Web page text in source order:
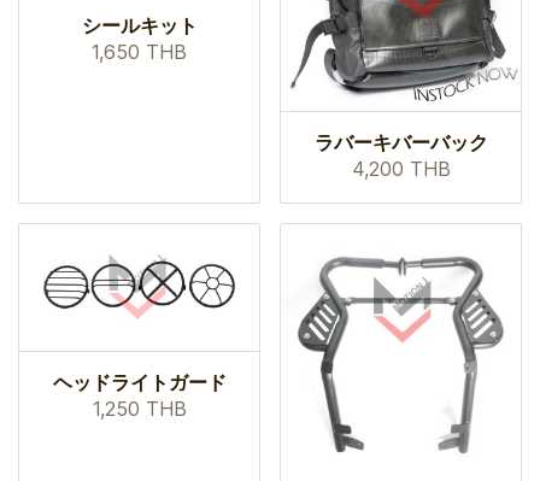
シールキット
1,650 THB
ラバーキバーバック
4,200 THB
ヘッドライトガード
1,250 THB